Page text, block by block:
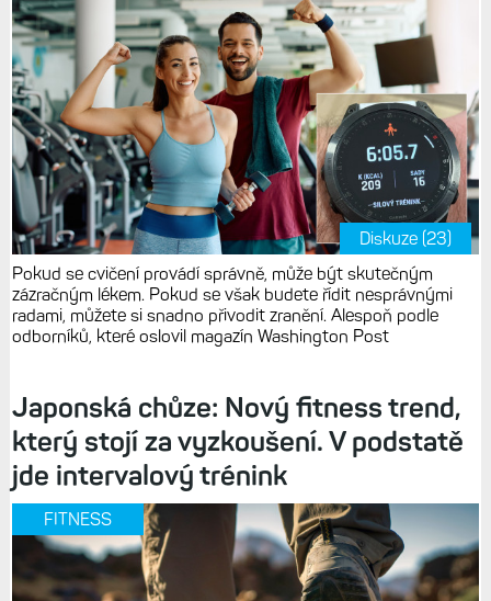
Diskuze (23)
Pokud se cvičení provádí správně, může být skutečným
zázračným lékem. Pokud se však budete řídit nesprávnými
radami, můžete si snadno přivodit zranění. Alespoň podle
odborníků, které oslovil magazín Washington Post
Japonská chůze: Nový fitness trend,
který stojí za vyzkoušení. V podstatě
jde intervalový trénink
FITNESS